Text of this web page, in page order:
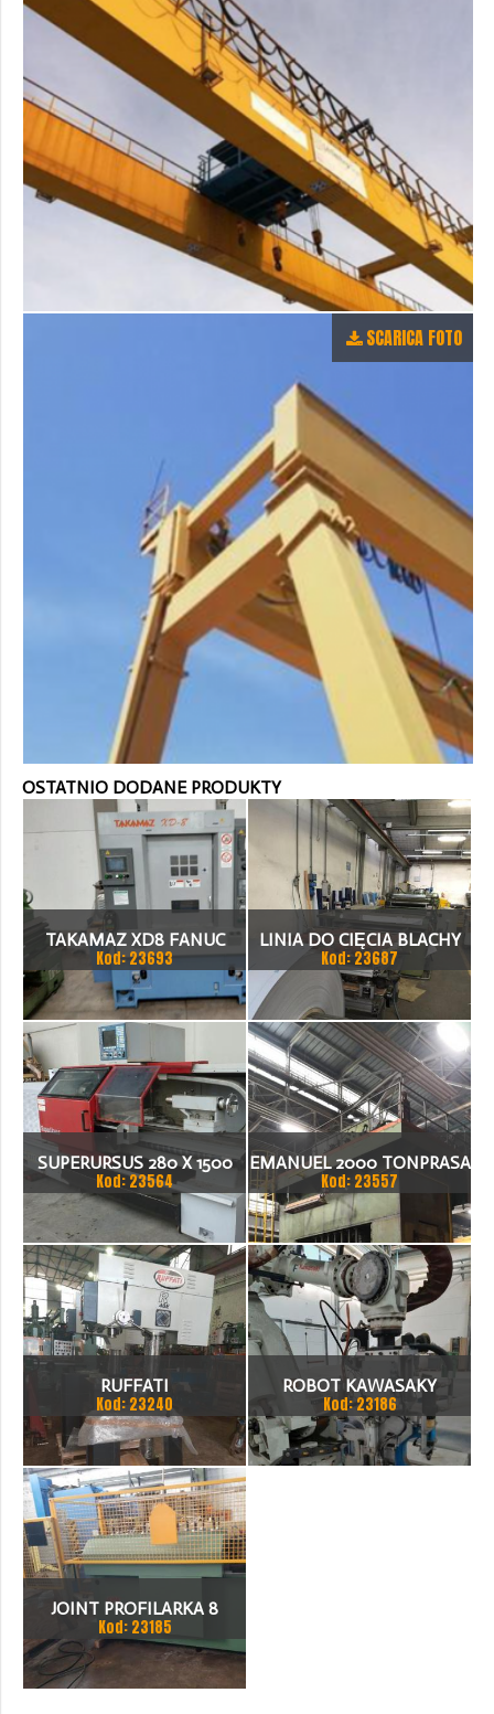
SCARICA FOTO
OSTATNIO DODANE PRODUKTY
TAKAMAZ XD8 FANUC
21ITA TOKARKA CNC
Kod: 23693
LINIA DO CIĘCIA BLACHY
1.500 X 1,5 (2,5) MM
Kod: 23687
SUPERURSUS 280 X 1500
TOKARKA
Kod: 23564
EMANUEL 2000 TONPRASA
HYDRAULICZNA 3200 X
2000
Kod: 23557
RUFFATI
Kod: 23240
ROBOT KAWASAKY
Kod: 23186
JOINT PROFILARKA 8
STACJI
Kod: 23185